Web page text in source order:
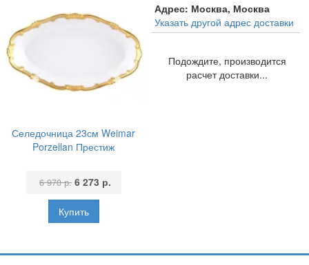
Селедочница 23см Weimar
Porzellan Престиж
6 970 р. 6 273 р.
Адрес: Москва, Москва
Указать другой адрес доставки
Подождите, производится
расчет доставки...